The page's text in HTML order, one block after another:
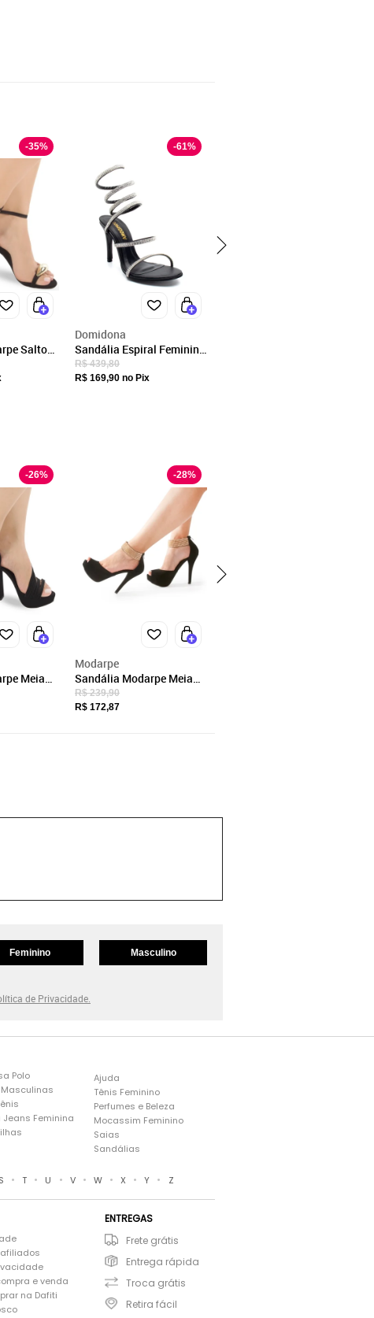
-35%
Salto
-61%
Domidona
Sandália Espiral Feminina
De Strass Salto Fino Alto
Da Moda Preto
R$ 439,80
R$ 169,90 no Pix
-26%
Meia
M46
-28%
Modarpe
Sandália Modarpe Meia
Pata Salto Alto Preto M32
R$ 239,90
R$ 172,87
Feminino Masculino
de Privacidade.
Polo
Masculinas
Feminina
Ajuda
Tênis Feminino
Perfumes e Beleza
Mocassim Feminino
Saias
Sandálias
S • T • U • V • W • X • Y • Z
e venda
na Dafiti
ENTREGAS
Frete grátis
Entrega rápida
Troca grátis
Retira fácil